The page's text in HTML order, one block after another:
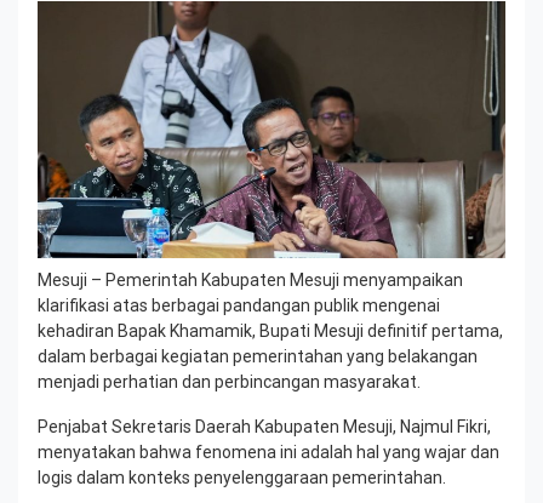
Mesuji – Pemerintah Kabupaten Mesuji menyampaikan
klarifikasi atas berbagai pandangan publik mengenai
kehadiran Bapak Khamamik, Bupati Mesuji definitif pertama,
dalam berbagai kegiatan pemerintahan yang belakangan
menjadi perhatian dan perbincangan masyarakat.
Penjabat Sekretaris Daerah Kabupaten Mesuji, Najmul Fikri,
menyatakan bahwa fenomena ini adalah hal yang wajar dan
logis dalam konteks penyelenggaraan pemerintahan.